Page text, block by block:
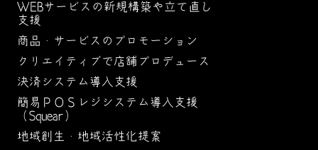
WEBサービスの新規構築や立て直し
支援
商品・サービスのプロモーション
クリエイティブで店舗プロデュース
決済システム導入支援
簡易ＰＯＳレジシステム導入支援
（Squear）
地域創生・地域活性化提案